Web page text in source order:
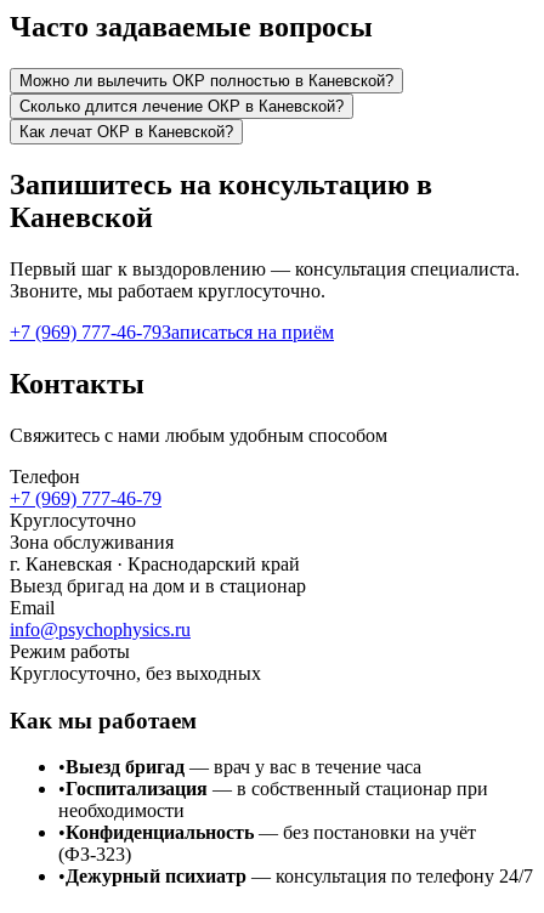
Часто задаваемые вопросы
Можно ли вылечить ОКР полностью в Каневской?
Сколько длится лечение ОКР в Каневской?
Как лечат ОКР в Каневской?
Запишитесь на консультацию в
Каневской
Первый шаг к выздоровлению — консультация специалиста.
Звоните, мы работаем круглосуточно.
+7 (969) 777-46-79Записаться на приём
Контакты
Свяжитесь с нами любым удобным способом
Телефон
+7 (969) 777-46-79
Круглосуточно
Зона обслуживания
г. Каневская · Краснодарский край
Выезд бригад на дом и в стационар
Email
info@psychophysics.ru
Режим работы
Круглосуточно, без выходных
Как мы работаем
•Выезд бригад — врач у вас в течение часа
•Госпитализация — в собственный стационар при
необходимости
•Конфиденциальность — без постановки на учёт
(ФЗ-323)
•Дежурный психиатр — консультация по телефону 24/7